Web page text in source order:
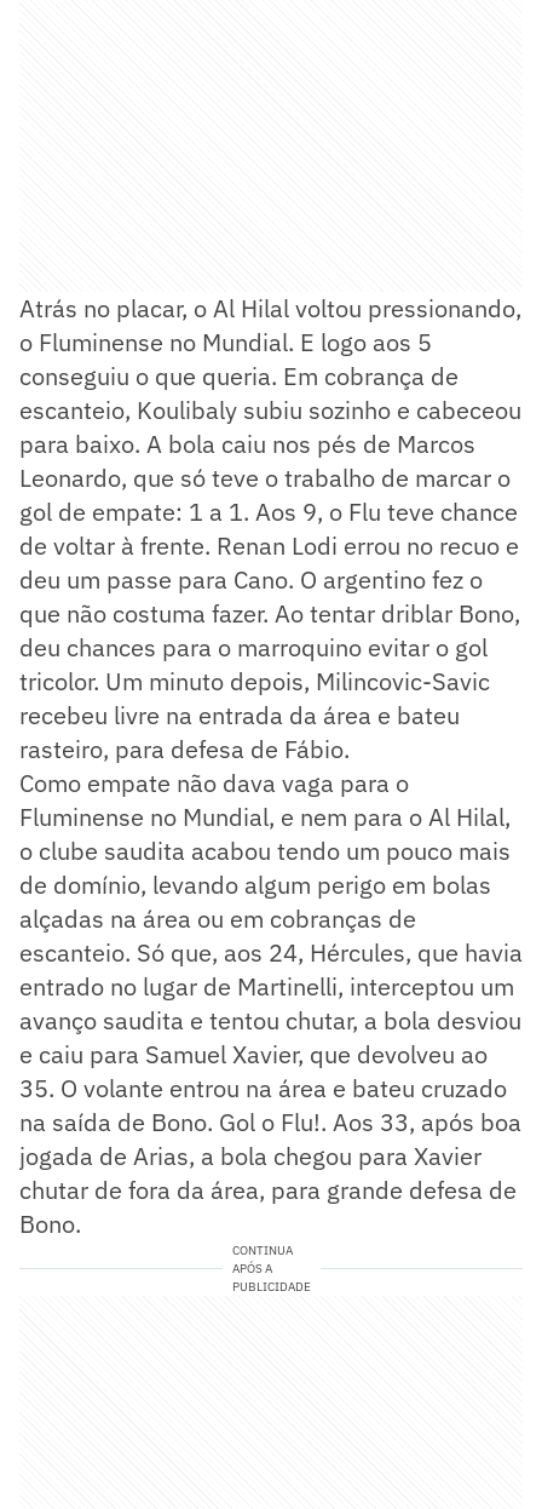
Atrás no placar, o Al Hilal voltou pressionando,
o Fluminense no Mundial. E logo aos 5
conseguiu o que queria. Em cobrança de
escanteio, Koulibaly subiu sozinho e cabeceou
para baixo. A bola caiu nos pés de Marcos
Leonardo, que só teve o trabalho de marcar o
gol de empate: 1 a 1. Aos 9, o Flu teve chance
de voltar à frente. Renan Lodi errou no recuo e
deu um passe para Cano. O argentino fez o
que não costuma fazer. Ao tentar driblar Bono,
deu chances para o marroquino evitar o gol
tricolor. Um minuto depois, Milincovic-Savic
recebeu livre na entrada da área e bateu
rasteiro, para defesa de Fábio.
Como empate não dava vaga para o
Fluminense no Mundial, e nem para o Al Hilal,
o clube saudita acabou tendo um pouco mais
de domínio, levando algum perigo em bolas
alçadas na área ou em cobranças de
escanteio. Só que, aos 24, Hércules, que havia
entrado no lugar de Martinelli, interceptou um
avanço saudita e tentou chutar, a bola desviou
e caiu para Samuel Xavier, que devolveu ao
35. O volante entrou na área e bateu cruzado
na saída de Bono. Gol o Flu!. Aos 33, após boa
jogada de Arias, a bola chegou para Xavier
chutar de fora da área, para grande defesa de
Bono.
CONTINUA
APÓS A
PUBLICIDADE